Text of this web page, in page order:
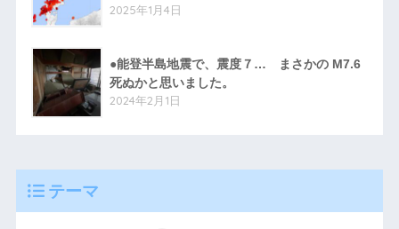
2025年1月4日
●能登半島地震で、震度７… まさかの M7.6
死ぬかと思いました。
2024年2月1日
テーマ